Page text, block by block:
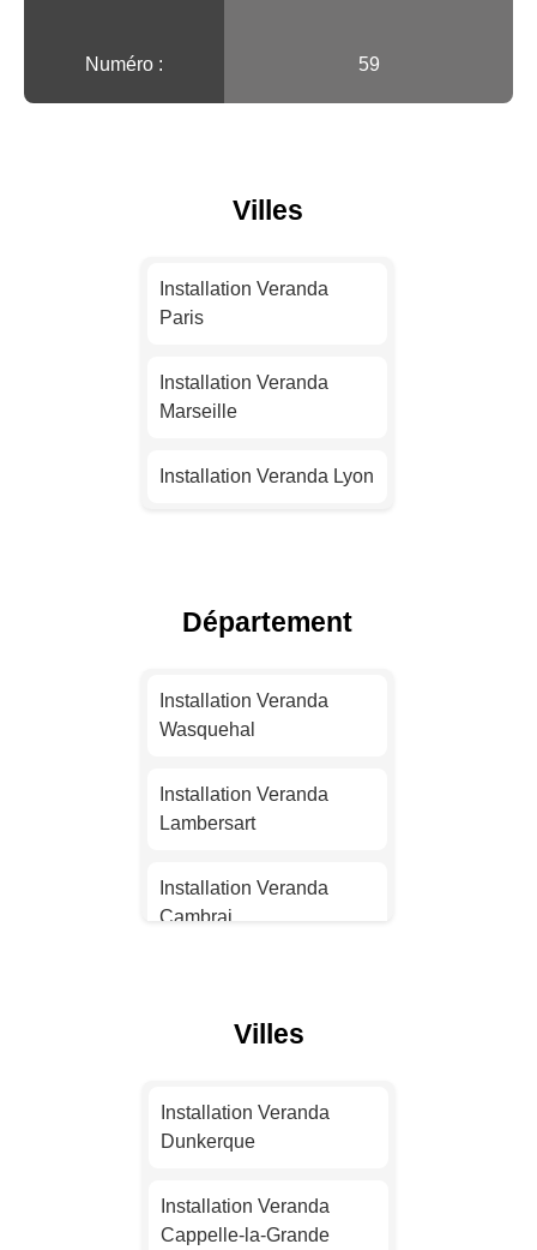
Numéro : 59
Villes
Installation Veranda
Paris
Installation Veranda
Marseille
Installation Veranda Lyon
Installation Veranda Nice
Installation Veranda
Nantes
Installation Veranda
Strasbourg
Installation Veranda
Montpellier
Installation Veranda
Installation Veranda
Département
Installation Veranda
Wasquehal
Installation Veranda
Lambersart
Installation Veranda
Cambrai
Dunkerque
Tourcoing
Villes
Installation Veranda
Dunkerque
Installation Veranda
Cappelle-la-Grande